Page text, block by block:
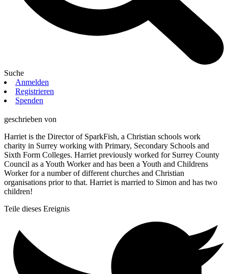
Suche
Anmelden
Registrieren
Spenden
geschrieben von
Harriet is the Director of SparkFish, a Christian schools work
charity in Surrey working with Primary, Secondary Schools and
Sixth Form Colleges. Harriet previously worked for Surrey County
Council as a Youth Worker and has been a Youth and Childrens
Worker for a number of different churches and Christian
organisations prior to that. Harriet is married to Simon and has two
children!
Teile dieses Ereignis